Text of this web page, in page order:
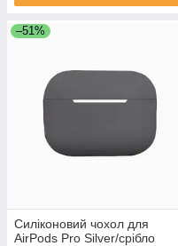
–51%
Силіконовий чохол для
AirPods Pro Silver/срібло